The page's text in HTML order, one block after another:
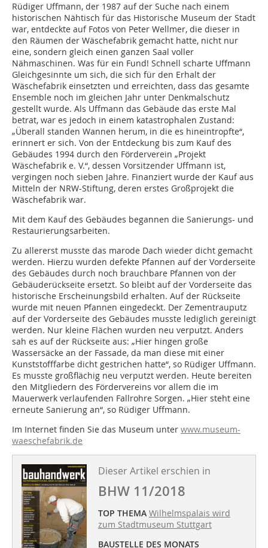
Rüdiger Uffmann, der 1987 auf der Suche nach einem
historischen Nähtisch für das Historische Museum der Stadt
war, entdeckte auf Fotos von Peter Wellmer, die dieser in
den Räumen der Wäschefabrik gemacht hatte, nicht nur
eine, sondern gleich einen ganzen Saal voller
Nähmaschinen. Was für ein Fund! Schnell scharte Uffmann
Gleichgesinnte um sich, die sich für den Erhalt der
Wäschefabrik einsetzten und erreichten, dass das gesamte
Ensemble noch im gleichen Jahr unter Denkmalschutz
gestellt wurde. Als Uffmann das Gebäude das erste Mal
betrat, war es jedoch in einem katastrophalen Zustand:
„Überall standen Wannen herum, in die es hineintropfte“,
erinnert er sich. Von der Entdeckung bis zum Kauf des
Gebäudes 1994 durch den Förderverein „Projekt
Wäschefabrik e. V.“, dessen Vorsitzender Uffmann ist,
vergingen noch sieben Jahre. Finanziert wurde der Kauf aus
Mitteln der NRW-Stiftung, deren erstes Großprojekt die
Wäschefabrik war.
Mit dem Kauf des Gebäudes begannen die Sanierungs- und
Restaurierungsarbeiten.
Zu allererst musste das marode Dach wieder dicht gemacht
werden. Hierzu wurden defekte Pfannen auf der Vorderseite
des Gebäudes durch noch brauchbare Pfannen von der
Gebäuderückseite ersetzt. So bleibt auf der Vorderseite das
historische Erscheinungsbild erhalten. Auf der Rückseite
wurde mit neuen Pfannen eingedeckt. Der Zementrauputz
auf der Vorderseite des Gebäudes musste lediglich gereinigt
werden. Nur kleine Flächen wurden neu verputzt. Anders
sah es auf der Rückseite aus: „Hier hingen große
Wassersäcke an der Fassade, da man diese mit einer
Kunststofffarbe dicht gestrichen hatte“, so Rüdiger Uffmann.
Es musste großflächig neu verputzt werden. Heute bereiten
den Mitgliedern des Fördervereins vor allem die im
Mauerwerk verlaufenden Fallrohre Sorgen. „Hier steht eine
erneute Sanierung an“, so Rüdiger Uffmann.
Im Internet finden Sie das Museum unter www.museum-
waeschefabrik.de
Dieser Artikel erschien in
BHW 11/2018
TOP THEMA Wilhelmspalais wird
zum Stadtmuseum Stuttgart
BAUSTELLE DES MONATS